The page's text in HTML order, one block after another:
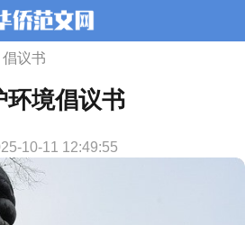
倡议书
环境倡议书
10-11 12:49:55